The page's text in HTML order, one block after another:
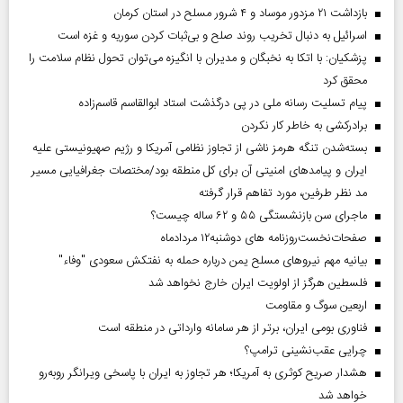
بازداشت ۲۱ مزدور موساد و ۴ شرور مسلح در استان کرمان
اسرائیل به دنبال تخریب روند صلح و بی‌ثبات کردن سوریه و غزه است
پزشکیان: با اتکا به نخبگان و مدیران با انگیزه می‌توان تحول نظام سلامت را
محقق کرد
پیام تسلیت رسانه ملی در پی درگذشت استاد ابوالقاسم قاسم‌زاده
برادرکشی به خاطر کار نکردن
بسته‌شدن تنگه هرمز ناشی از تجاوز نظامی آمریکا و رژیم صهیونیستی علیه
ایران و پیامد‌های امنیتی آن برای کل منطقه بود/مختصات جغرافیایی مسیر
مد نظر طرفین، مورد تفاهم قرار گرفته
ماجرای سن بازنشستگی ۵۵ و ۶۲ ساله چیست؟
صفحات‌نخست‌روزنامه ها‌ی دوشنبه‌۱۲ مردادماه
بیانیه مهم نیروهای مسلح یمن درباره حمله به نفتکش سعودی "وفاء"
فلسطین هرگز از اولویت ایران خارج نخواهد شد
اربعین سوگ و مقاومت
فناوری بومی ایران، برتر از هر سامانه وارداتی در منطقه است
چرایی عقب‌نشینی ترامپ؟
هشدار صریح کوثری به آمریکا؛ هر تجاوز به ایران با پاسخی ویرانگر روبه‌رو
خواهد شد